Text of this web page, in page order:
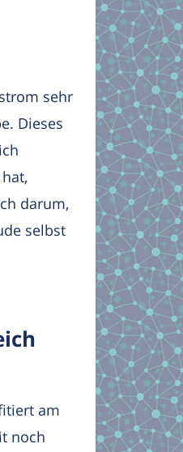
sehr
Dieses
darum,
selbst
am
noch